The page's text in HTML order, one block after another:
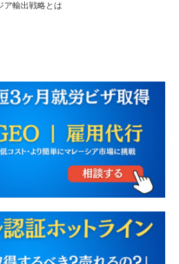
ア輸出戦略とは